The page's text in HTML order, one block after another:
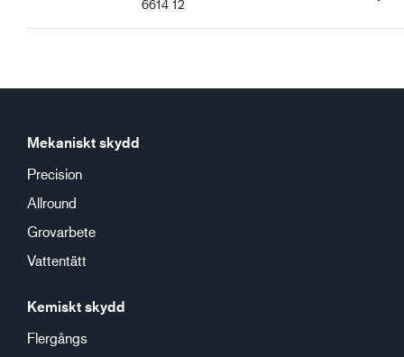
6614 12
Mekaniskt skydd
Precision
Allround
Grovarbete
Vattentätt
Kemiskt skydd
Flergångs